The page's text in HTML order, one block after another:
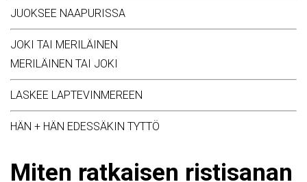
JUOKSEE NAAPURISSA
JOKI TAI MERILÄINEN
MERILÄINEN TAI JOKI
LASKEE LAPTEVINMEREEN
HÄN + HÄN EDESSÄKIN TYTTÖ
Miten ratkaisen ristisanan